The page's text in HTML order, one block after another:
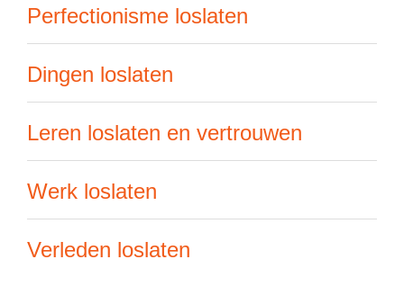
Perfectionisme loslaten
Dingen loslaten
Leren loslaten en vertrouwen
Werk loslaten
Verleden loslaten